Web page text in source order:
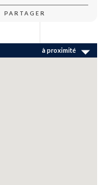
PARTAGER
à proximité